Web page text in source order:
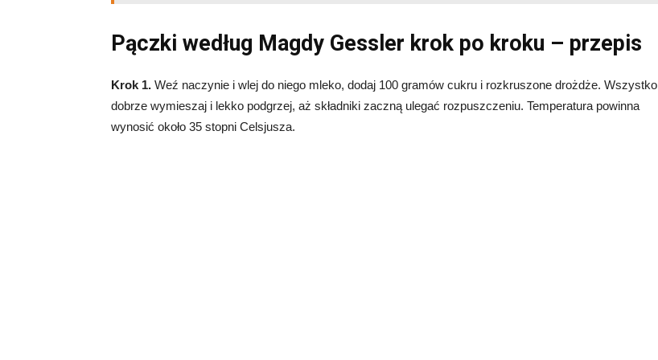
Pączki według Magdy Gessler krok po kroku – przepis
Krok 1. Weź naczynie i wlej do niego mleko, dodaj 100 gramów cukru i rozkruszone drożdże. Wszystko
dobrze wymieszaj i lekko podgrzej, aż składniki zaczną ulegać rozpuszczeniu. Temperatura powinna
wynosić około 35 stopni Celsjusza.